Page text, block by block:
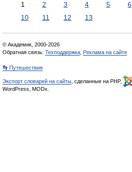
1 2 3 4 5 6
10
11 12 13
© Академик, 2000-2026
Обратная связь: Техподдержка Реклама на сайте
👣 Путешествия
Экспорт словарей на сайты , сделанные на PHP,
WordPress, MODx.